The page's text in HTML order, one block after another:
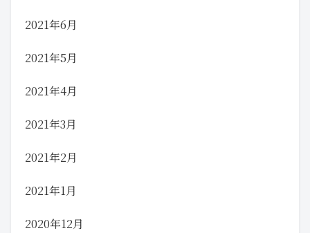
2021年6月
2021年5月
2021年4月
2021年3月
2021年2月
2021年1月
2020年12月